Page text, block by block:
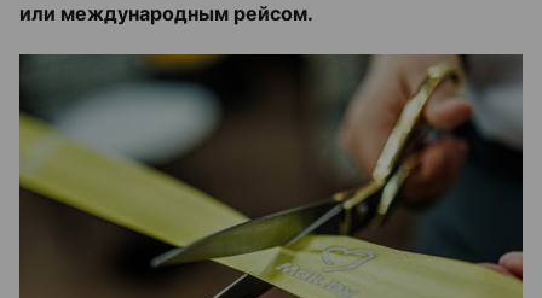
или международным рейсом.